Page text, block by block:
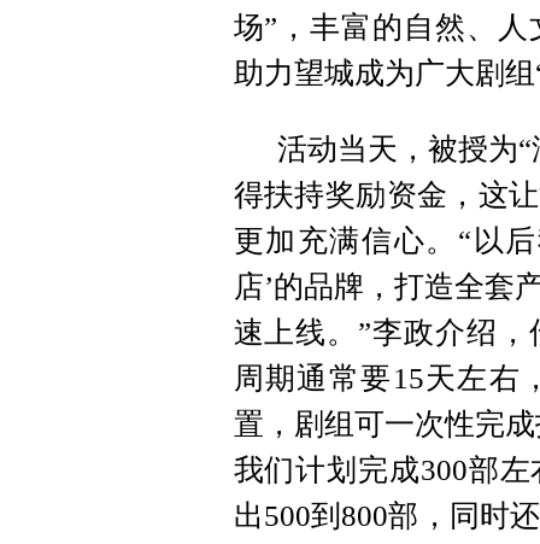
场”，丰富的自然、
助力望城成为广大剧
活动当天，被授为
得扶持奖励资金，这
更加充满信心。“以
店’的品牌，打造全套
速上线。”李政介绍
周期通常要15天左右
置，剧组可一次性完
我们计划完成300部
出500到800部，同时